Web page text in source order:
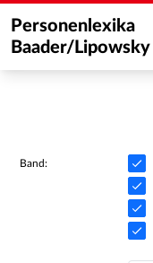
Personenlexika
Baader/Lipowsky
Band: